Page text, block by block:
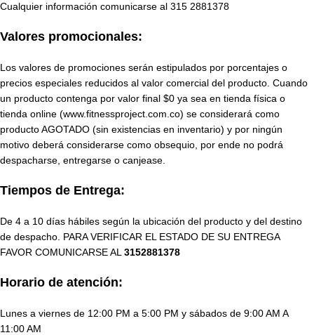
Cualquier información comunicarse al 315 2881378
Valores promocionales:
Los valores de promociones serán estipulados por porcentajes o
precios especiales reducidos al valor comercial del producto. Cuando
un producto contenga por valor final $0 ya sea en tienda física o
tienda online (www.fitnessproject.com.co) se considerará como
producto AGOTADO (sin existencias en inventario) y por ningún
motivo deberá considerarse como obsequio, por ende no podrá
despacharse, entregarse o canjease.
Tiempos de Entrega:
De 4 a 10 días hábiles según la ubicación del producto y del destino
de despacho. PARA VERIFICAR EL ESTADO DE SU ENTREGA
FAVOR COMUNICARSE AL 3152881378
Horario de atención:
Lunes a viernes de 12:00 PM a 5:00 PM y sábados de 9:00 AM A
11:00 AM